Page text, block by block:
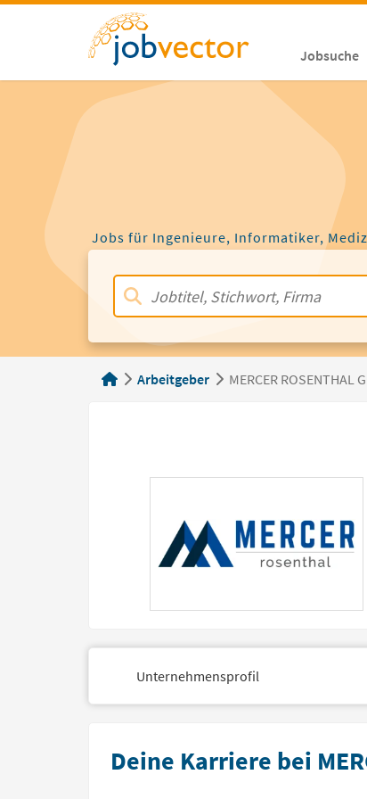
Jobsuche
Jobs für Ingenieure, Informatiker,
Arbeitgeber MERCER ROSENTHAL
Unternehmensprofil
Deine Karriere bei